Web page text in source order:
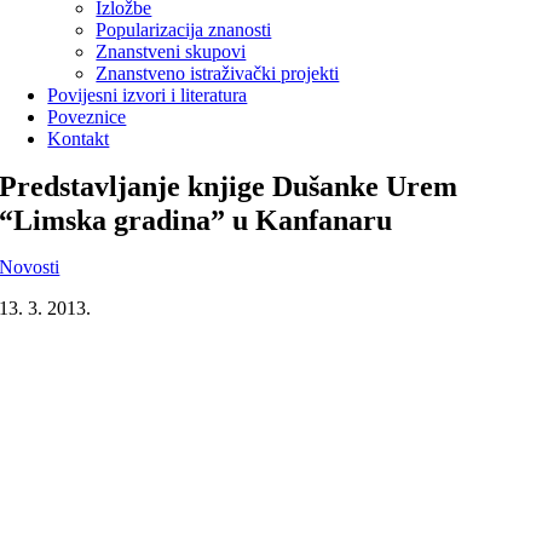
Izložbe
Popularizacija znanosti
Znanstveni skupovi
Znanstveno istraživački projekti
Povijesni izvori i literatura
Poveznice
Kontakt
Predstavljanje knjige Dušanke Urem
“Limska gradina” u Kanfanaru
Novosti
13. 3. 2013.